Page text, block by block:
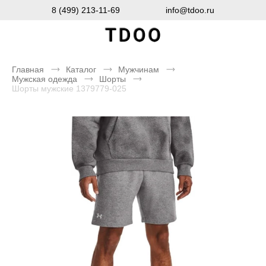
8 (499) 213-11-69 info@tdoo.ru
Главная Каталог
Мужчинам
Мужская одежда
Шорты
Шорты мужские 1379779-025